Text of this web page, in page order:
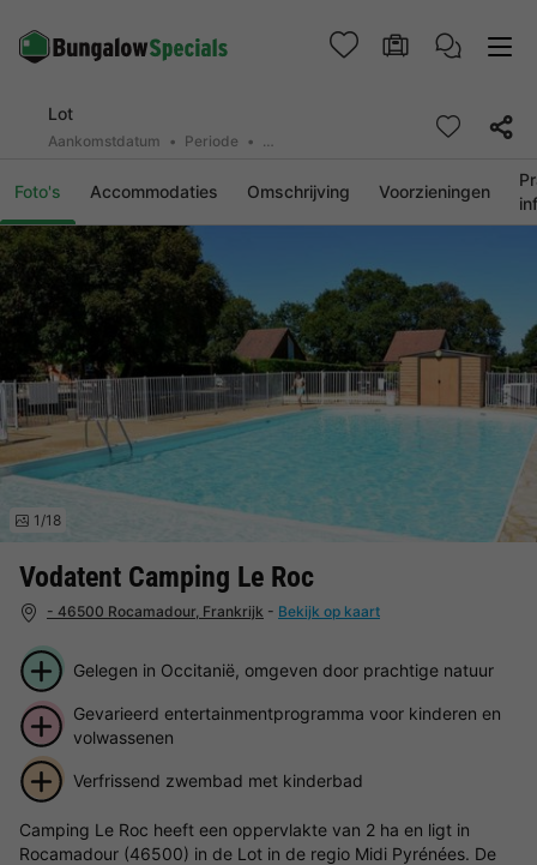
Lot
Aankomstdatum Periode 2 personen, 0 huisdier
Foto's Accommodaties Omschrijving Voorzieningen
Vodatent Camping Le Roc
- 46500 Rocamadour, Frankrijk - Bekijk op kaart
1/18
Gelegen in Occitanië, omgeven door prachtige natuur
Gevarieerd entertainmentprogramma voor kinderen en
volwassenen
Verfrissend zwembad met kinderbad
Camping Le Roc heeft een oppervlakte van 2 ha en ligt in
Rocamadour (46500) in de Lot in de regio Midi Pyrénées. De